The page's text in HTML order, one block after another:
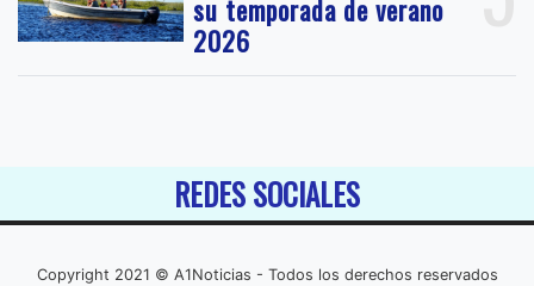
su temporada de verano
2026
REDES SOCIALES
Copyright 2021 © A1Noticias - Todos los derechos reservados